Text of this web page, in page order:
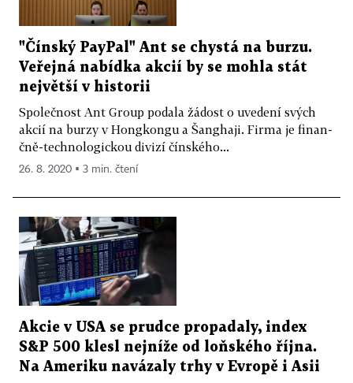
"Čínský PayPal" Ant se chystá na burzu.
Veřejná nabídka akcií by se mohla stát
největší v historii
Společnost Ant Group podala žádost o uvedení svých
akcií na burzy v Hongkongu a Šanghaji. Firma je finan­
čně-technologickou divizí čínského...
26. 8. 2020 ▪ 3 min. čtení
Akcie v USA se prudce propadaly, index
S&P 500 klesl nejníže od loňského října.
Na Ameriku navázaly trhy v Evropě i Asii